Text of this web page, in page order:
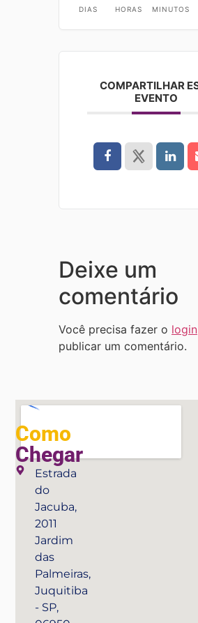
DIAS HORAS MINUTOS
COMPARTILHAR
EVENTO
Deixe um
comentário
Você precisa fazer o login
publicar um comentário.
Como
Chegar
Estrada
do
Jacuba,
2011
Jardim
das
Palmeiras,
Juquitiba
- SP,